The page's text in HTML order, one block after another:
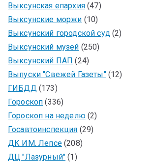
Выксунская епархия(47)
Выксунские моржи (10)
Выксунский городской суд (2)
Выксунский музей (250)
Выксунский ПАП (24)
Выпуски "Свежей Газеты"(12)
ГИБДД (173)
Гороскоп (336)
Гороскоп на неделю(2)
Госавтоинспекция (29)
ДК ИМ. Лепсе(208)
ДЦ "Лазурный" (1)